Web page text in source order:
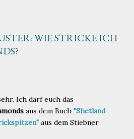
WIE STRICKE ICH
Ich darf euch das
aus dem Buch "Shetland
aus dem Stiebner